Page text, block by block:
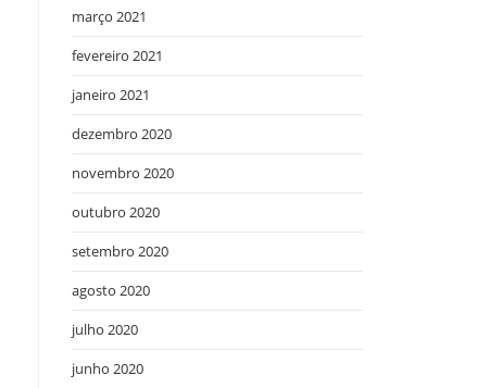
março 2021
fevereiro 2021
janeiro 2021
dezembro 2020
novembro 2020
outubro 2020
setembro 2020
agosto 2020
julho 2020
junho 2020